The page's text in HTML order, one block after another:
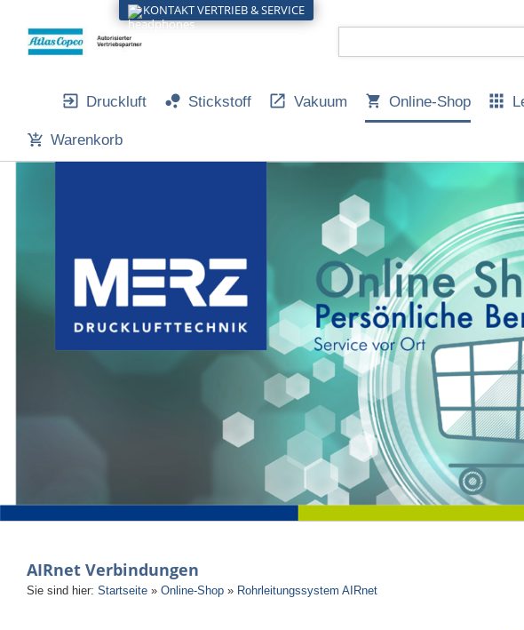
Druckluft Stickstoff Vakuum Online-Shop
Warenkorb
AIRnet Verbindungen
Sie sind hier: Startseite » Online-Shop » Rohrleitungssystem AIRnet
KONTAKT VERTRIEB & SERVICE